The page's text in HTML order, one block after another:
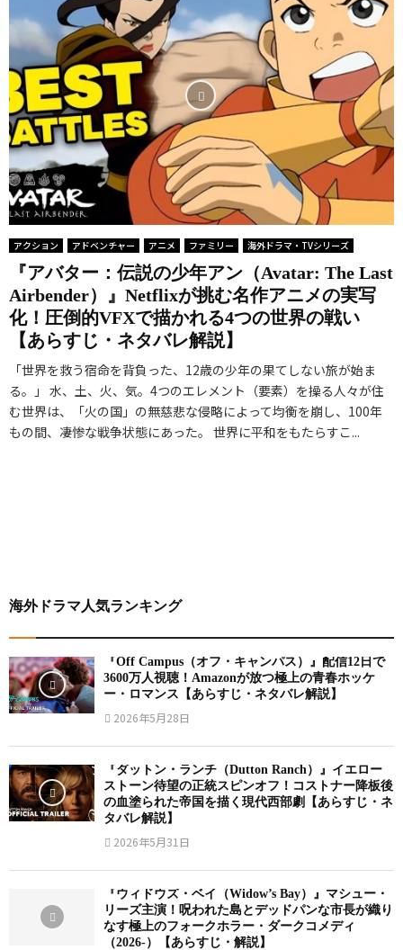
バ
レ
解
説
｜
世
界
を
熱
狂
さ
せ
た
「
究
極
ン
タ
ジ
ー
」
る
ま
で
。
死
と
絶
望
の
ー
を
描
く
異
世
界
ダ
ジ
【
あ
ら
じ
・
ネ
タ
l
C
i
r
c
u
s
）
』
ン
デ
ィ
ー
ア
ニ
メ
の
！
狂
気
絶
望
の
ャ
ル
空
さ
せ
た
ア
ニ
メ
の
最
高
峰
と
賛
否
両
論
ら
じ
・
ネ
タ
レ
解
説
7
美
し
く
残
酷
な
復
讐
劇
（
2
0
2
3
-
）
バ
レ
解
アクション アドベンチャー アニメ ファミリー 海外ドラマ・TVシリーズ
『アバター：伝説の少年アン（Avatar: The Last
Airbender）』Netflixが挑む名作アニメの実写
化！圧倒的VFXで描かれる4つの世界の戦い
【あらすじ・ネタバレ解説】
「世界を救う宿命を背負った、12歳の少年の果てしない旅が始ま
る。」 水、土、火、気。4つのエレメント（要素）を操る人々が住
む世界は、「火の国」の無慈悲な侵略によって均衡を崩し、100年
もの間、凄惨な戦争状態にあった。 世界に平和をもたらすこ...
海外ドラマ人気ランキング
『Off Campus（オフ・キャンパス）』配信12日で
3600万人視聴！Amazonが放つ極上の青春ホッケ
ー・ロマンス【あらすじ・ネタバレ解説】
2026年5月28日
『ダットン・ランチ（Dutton Ranch）』イエロー
ストーン待望の正統スピンオフ！コストナー降板後
の血塗られた帝国を描く現代西部劇【あらすじ・ネ
タバレ解説】
2026年5月31日
『ウィドウズ・ベイ（Widow’s Bay）』マシュー・
リーズ主演！呪われた島とデッドパンな市長が織り
なす極上のフォークホラー・ダークコメディ
（2026-）【あらすじ・解説】